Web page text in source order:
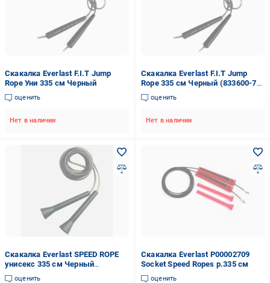
Скакалка Everlast F.I.T Jump
Rope Уни 335 см Черный
оценить
Нет в наличии
Скакалка Everlast F.I.T Jump
Rope 335 см Черный (833600-70-
8)
оценить
Нет в наличии
Скакалка Everlast SPEED ROPE
унисекс 335 см Черный
(24995976)
оценить
Скакалка Everlast P00002709
Socket Speed Ropes р.335 см
оценить